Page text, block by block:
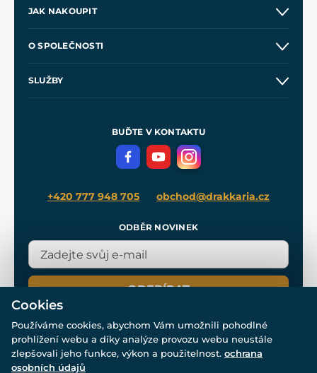
JAK NAKOUPIT
Velkoobchod
O SPOLEČNOSTI
SLUŽBY
Meče pro Kingdom Come
BUĎTE V KONTAKTU
+420 777 948 705 obchod@drakkaria.cz
ODBĚR NOVINEK
ODEBÍRAT
Cookies
Používáme cookies, abychom Vám umožnili pohodlné
prohlížení webu a díky analýze provozu webu neustále
zlepšovali jeho funkce, výkon a použitelnost. ochrana
osobních údajů